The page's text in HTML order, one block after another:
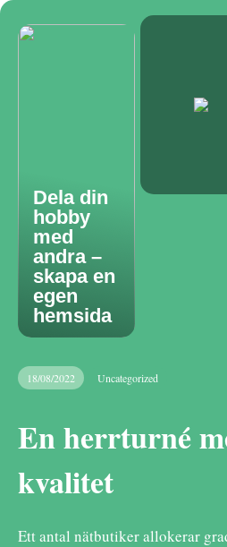
Dela din
hobby
med
andra –
skapa en
egen
hemsida
18/08/2022 Uncategorized
En herrturné
kvalitet
Ett antal nätbutiker allokerar